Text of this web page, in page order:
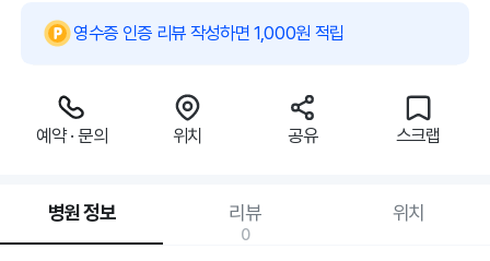
영수증 인증 리뷰 작성하면 1,000원 적립
예약 · 문의 위치 공유 스크랩
병원 정보 리뷰
0
위치